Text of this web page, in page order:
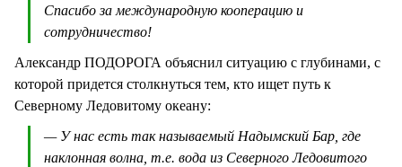
Спасибо за международную кооперацию и
сотрудничество!
Александр ПОДОРОГА объяснил ситуацию с глубинами, с
которой придется столкнуться тем, кто ищет путь к
Северному Ледовитому океану:
— У нас есть так называемый Надымский Бар, где
наклонная волна, т.е. вода из Северного Ледовитого